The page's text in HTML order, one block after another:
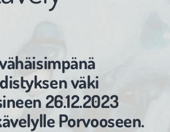
väki
26.12.2023
Porvooseen.